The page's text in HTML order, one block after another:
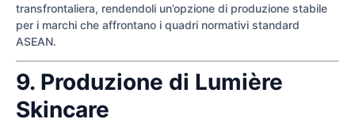
transfrontaliera, rendendoli un’opzione di produzione stabile
per i marchi che affrontano i quadri normativi standard
ASEAN.
9. Produzione di Lumière
Skincare